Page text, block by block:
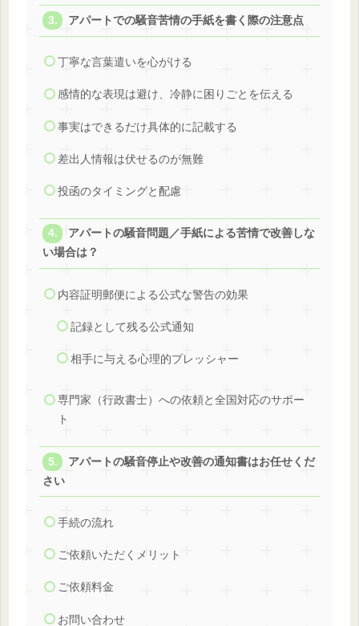
アパートでの騒音苦情の手紙を書く際の注意点
丁寧な言葉遣いを心がける
感情的な表現は避け、冷静に困りごとを伝える
事実はできるだけ具体的に記載する
差出人情報は伏せるのが無難
投函のタイミングと配慮
アパートの騒音問題／手紙による苦情で改善しな
い場合は？
内容証明郵便による公式な警告の効果
記録として残る公式通知
相手に与える心理的プレッシャー
専門家（行政書士）への依頼と全国対応のサポー
ト
アパートの騒音停止や改善の通知書はお任せくだ
さい
手続の流れ
ご依頼いただくメリット
ご依頼料金
お問い合わせ